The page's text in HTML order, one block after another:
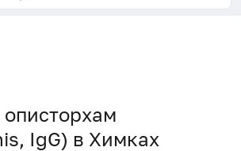
IgG) в Химках